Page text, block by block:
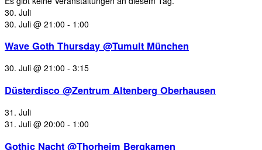
30. Juli
30. Juli @ 21:00 - 1:00
Wave Goth Thursday @Tumult München
30. Juli @ 21:00 - 3:15
Düsterdisco @Zentrum Altenberg Oberhausen
31. Juli
31. Juli @ 20:00 - 1:00
Gothic Nacht @Thorheim Bergkamen